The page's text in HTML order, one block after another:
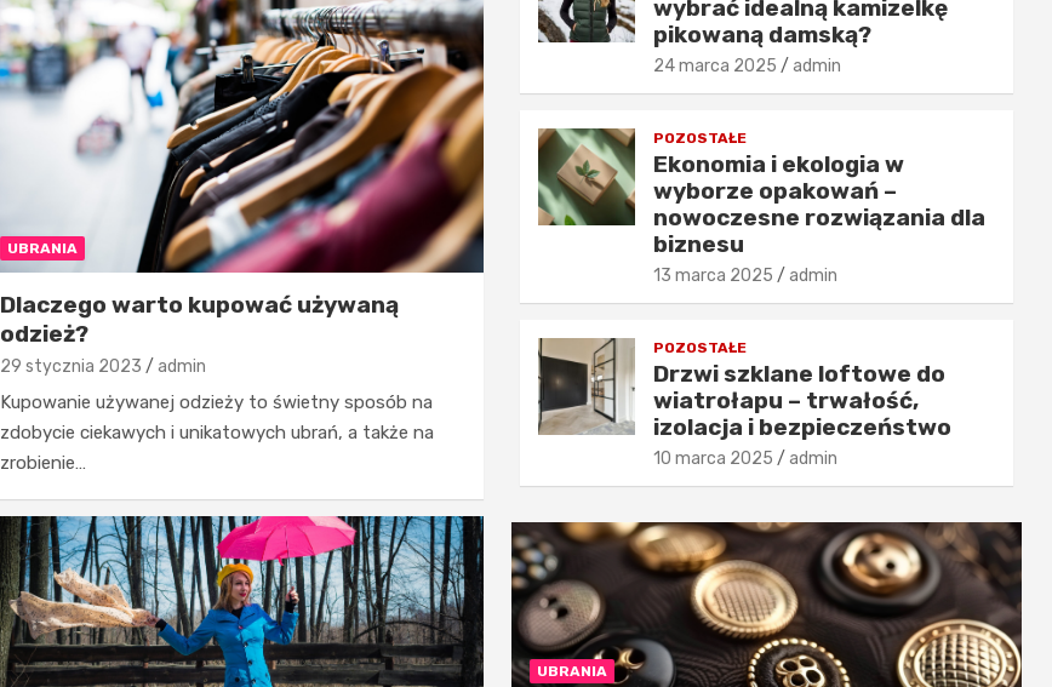
UBRANIA
Dlaczego warto kupować używaną
odzież?
29 stycznia 2023 admin
Kupowanie używanej odzieży to świetny sposób na
zdobycie ciekawych i unikatowych ubrań, a także na
zrobienie…
wybrać idealną kamizelkę
pikowaną damską?
24 marca 2025 admin
POZOSTAŁE
Ekonomia i ekologia w
wyborze opakowań –
nowoczesne rozwiązania dla
biznesu
13 marca 2025 admin
POZOSTAŁE
Drzwi szklane loftowe do
wiatrołapu – trwałość,
izolacja i bezpieczeństwo
10 marca 2025 admin
UBRANIA